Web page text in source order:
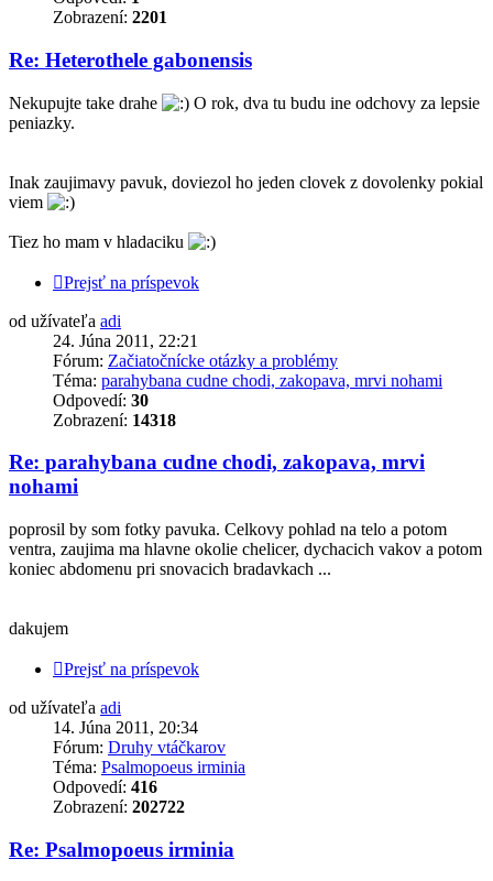
Zobrazení: 2201
Re: Heterothele gabonensis
Nekupujte take drahe
O rok, dva tu budu ine odchovy za lepsie
peniazky.
Inak zaujimavy pavuk, doviezol ho jeden clovek z dovolenky pokial
viem
Tiez ho mam v hladaciku
Prejsť na príspevok
od užívateľa adi
24. Júna 2011, 22:21
Fórum: Začiatočnícke otázky a problémy
Téma: parahybana cudne chodi, zakopava, mrvi nohami
Odpovedí: 30
Zobrazení: 14318
Re: parahybana cudne chodi, zakopava, mrvi
nohami
poprosil by som fotky pavuka. Celkovy pohlad na telo a potom
ventra, zaujima ma hlavne okolie chelicer, dychacich vakov a potom
koniec abdomenu pri snovacich bradavkach ...
dakujem
Prejsť na príspevok
od užívateľa adi
14. Júna 2011, 20:34
Fórum: Druhy vtáčkarov
Téma: Psalmopoeus irminia
Odpovedí: 416
Zobrazení: 202722
Re: Psalmopoeus irminia